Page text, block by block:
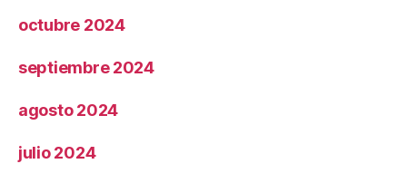
octubre 2024
septiembre 2024
agosto 2024
julio 2024